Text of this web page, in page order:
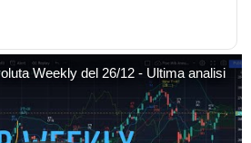
Weekly del 26/12 - Ultima analisi